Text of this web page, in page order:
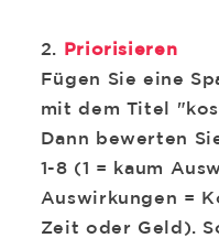
Priorisieren
Fügen Sie eine
mit dem Titel
Dann bewerten
1-8 (1 = kaum
Auswirkungen =
Zeit oder Geld).